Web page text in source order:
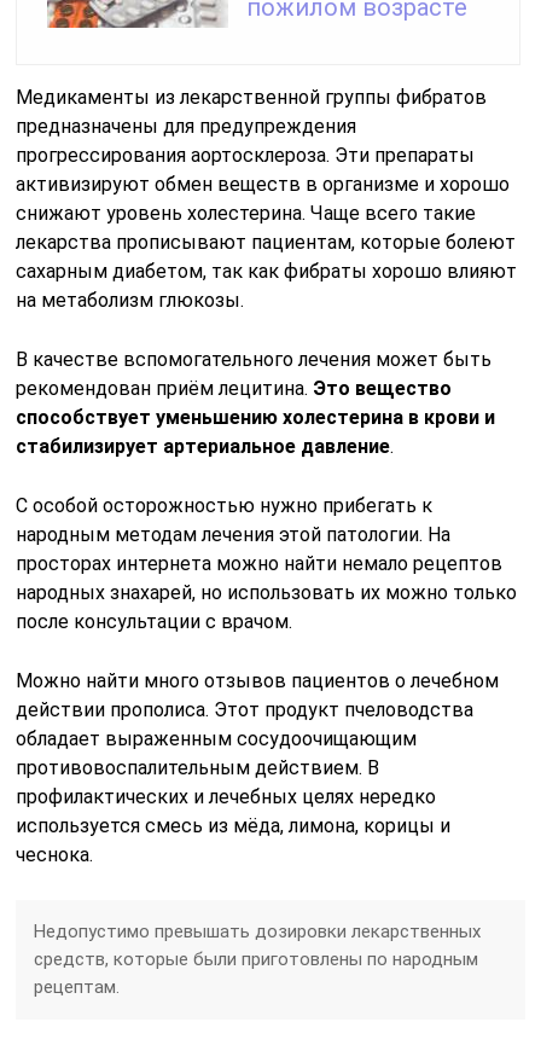
пожилом возрасте
Медикаменты из лекарственной группы фибратов
предназначены для предупреждения
прогрессирования аортосклероза. Эти препараты
активизируют обмен веществ в организме и хорошо
снижают уровень холестерина. Чаще всего такие
лекарства прописывают пациентам, которые болеют
сахарным диабетом, так как фибраты хорошо влияют
на метаболизм глюкозы.
В качестве вспомогательного лечения может быть
рекомендован приём лецитина. Это вещество
способствует уменьшению холестерина в крови и
стабилизирует артериальное давление.
С особой осторожностью нужно прибегать к
народным методам лечения этой патологии. На
просторах интернета можно найти немало рецептов
народных знахарей, но использовать их можно только
после консультации с врачом.
Можно найти много отзывов пациентов о лечебном
действии прополиса. Этот продукт пчеловодства
обладает выраженным сосудоочищающим
противовоспалительным действием. В
профилактических и лечебных целях нередко
используется смесь из мёда, лимона, корицы и
чеснока.
Недопустимо превышать дозировки лекарственных
средств, которые были приготовлены по народным
рецептам.